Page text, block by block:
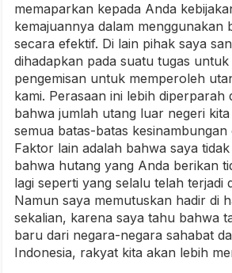
memaparkan kepada Anda
kemajuannya dalam menggunakan
secara efektif. Di lain pihak saya
dihadapkan pada suatu tugas
pengemisan untuk memperoleh
kami. Perasaan ini lebih diperparah
bahwa jumlah utang luar negeri
semua batas-batas kesinambungan
Faktor lain adalah bahwa saya
bahwa hutang yang Anda berikan
lagi seperti yang selalu telah terjadi
Namun saya memutuskan hadir di
sekalian, karena saya tahu bahwa
baru dari negara-negara sahabat
Indonesia, rakyat kita akan lebih